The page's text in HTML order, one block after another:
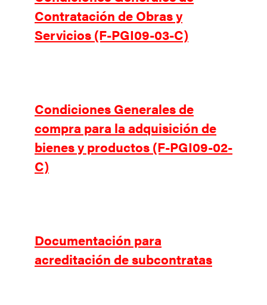
Contratación de Obras y
Servicios (F-PGI09-03-C)
Condiciones Generales de
compra para la adquisición de
bienes y productos (F-PGI09-02-
C)
Documentación para
acreditación de subcontratas